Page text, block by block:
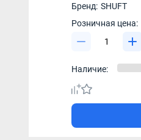
Бренд: SHUFT
Розничная цена:
Наличие: